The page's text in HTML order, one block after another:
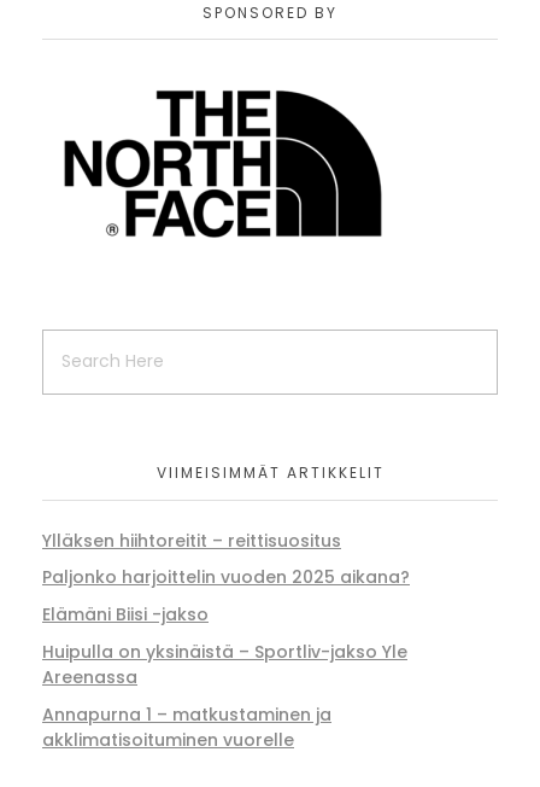
SPONSORED BY
VIIMEISIMMÄT ARTIKKELIT
Ylläksen hiihtoreitit – reittisuositus
Paljonko harjoittelin vuoden 2025 aikana?
Elämäni Biisi -jakso
Huipulla on yksinäistä – Sportliv-jakso Yle
Areenassa
Annapurna 1 – matkustaminen ja
akklimatisoituminen vuorelle